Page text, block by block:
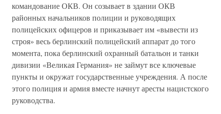
командование ОКВ. Он созывает в здании ОКВ
районных начальников полиции и руководящих
полицейских офицеров и приказывает им «вывести из
строя» весь берлинский полицейский аппарат до того
момента, пока берлинский охранный батальон и танки
дивизии «Великая Германия» не займут все ключевые
пункты и окружат государственные учреждения. А после
этого полиция и армия вместе начнут аресты нацистского
руководства.